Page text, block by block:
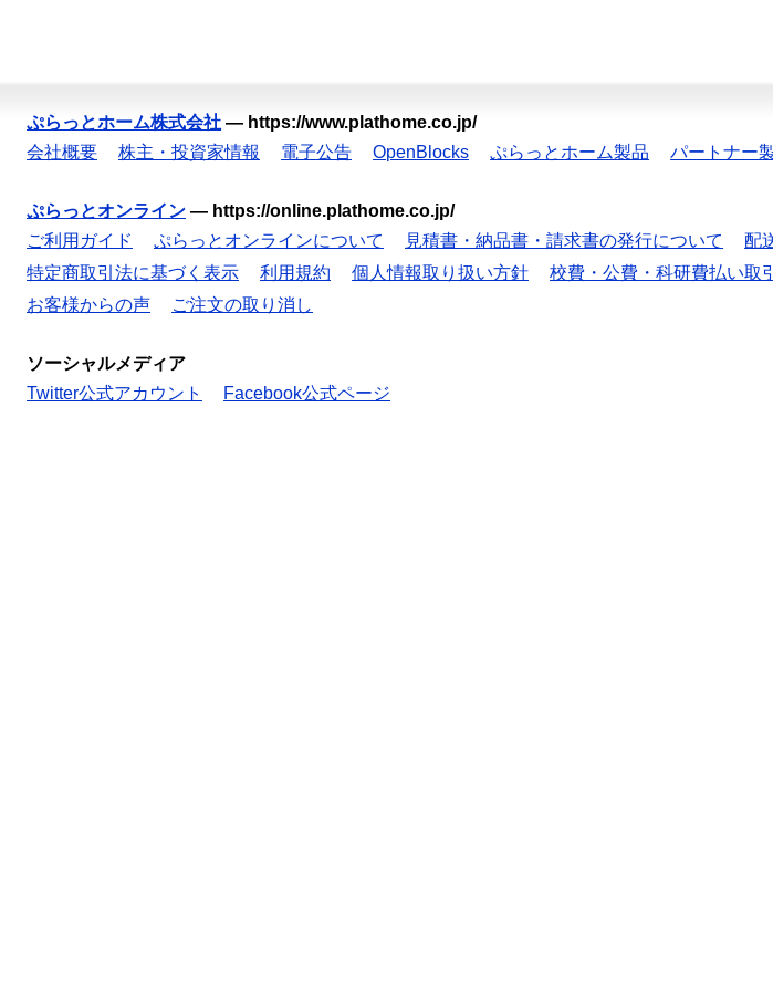
ぷらっとホーム株式会社 — https://www.plathome.co.jp/
会社概要
株主・投資家情報 電子公告 OpenBlocks ぷらっとホーム製品 パートナー
ぷらっとオンライン — https://online.plathome.co.jp/
ご利用ガイド
ぷらっとオンラインについて 見積書・納品書・請求書の発行について 配
特定商取引法に基づく表示
利用規約 個人情報取り扱い方針 校費・公費・科研費払い取
お客様からの声
ご注文の取り消し
ソーシャルメディア
Twitter公式アカウント
Facebook公式ページ